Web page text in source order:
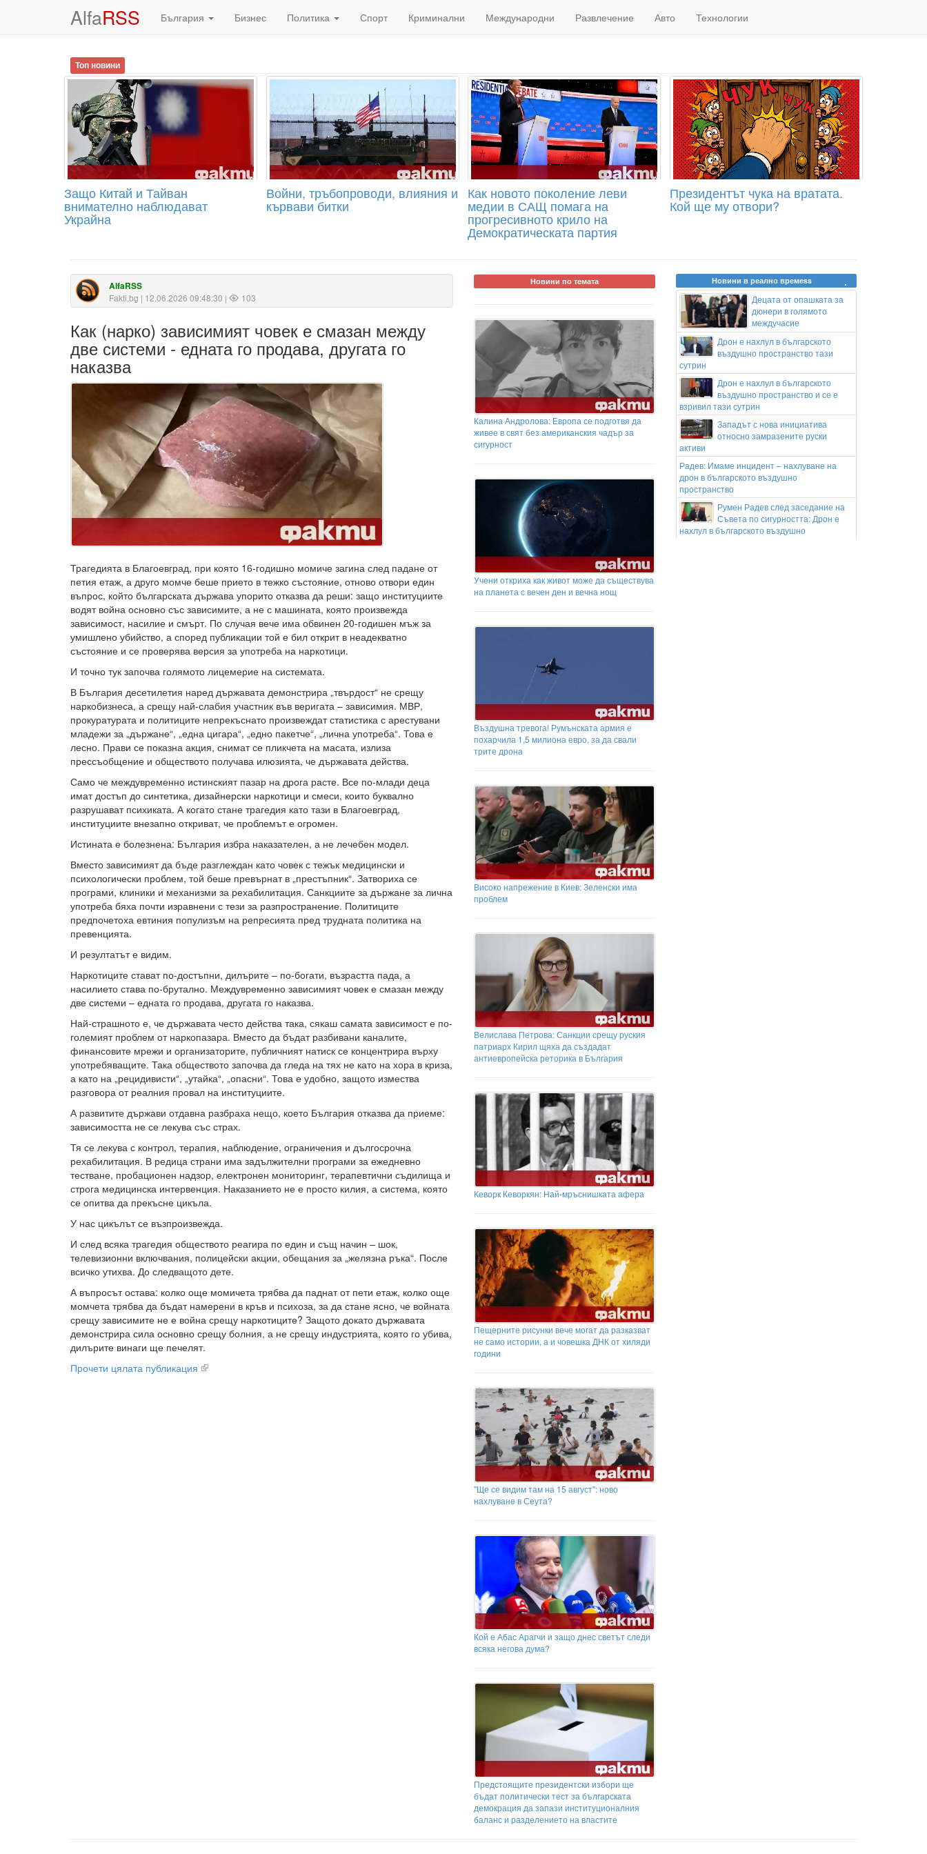
AlfaRSS България Бизнес Политика Спорт Криминални Международни Развлечение Авто Технологии
Топ новини
Защо Китай и Тайван
внимателно наблюдават
Украйна
Войни, тръбопроводи, влияния и
кървави битки
Как новото поколение леви
медии в САЩ помага на
прогресивното крило на
Демократическата партия
Президентът чука на вратата.
Кой ще му отвори?
AlfaRSS
Fakti.bg | 12.06.2026 09:48:30 | 103
Как (нарко) зависимият човек е смазан между
две системи - едната го продава, другата го
наказва
Трагедията в Благоевград, при която 16-годишно момиче загина след падане от
петия етаж, а друго момче беше прието в тежко състояние, отново отвори един
въпрос, който българската държава упорито отказва да реши: защо институциите
водят война основно със зависимите, а не с машината, която произвежда
зависимост, насилие и смърт. По случая вече има обвинен 20-годишен мъж за
умишлено убийство, а според публикации той е бил открит в неадекватно
състояние и се проверява версия за употреба на наркотици.
И точно тук започва голямото лицемерие на системата.
В България десетилетия наред държавата демонстрира „твърдост“ не срещу
наркобизнеса, а срещу най-слабия участник във веригата – зависимия. МВР,
прокуратурата и политиците непрекъснато произвеждат статистика с арестувани
младежи за „държане“, „една цигара“, „едно пакетче“, „лична употреба“. Това е
лесно. Прави се показна акция, снимат се пликчета на масата, излиза
прессъобщение и обществото получава илюзията, че държавата действа.
Само че междувременно истинският пазар на дрога расте. Все по-млади деца
имат достъп до синтетика, дизайнерски наркотици и смеси, които буквално
разрушават психиката. А когато стане трагедия като тази в Благоевград,
институциите внезапно откриват, че проблемът е огромен.
Истината е болезнена: България избра наказателен, а не лечебен модел.
Вместо зависимият да бъде разглеждан като човек с тежък медицински и
психологически проблем, той беше превърнат в „престъпник“. Затвориха се
програми, клиники и механизми за рехабилитация. Санкциите за държане за лична
употреба бяха почти изравнени с тези за разпространение. Политиците
предпочетоха евтиния популизъм на репресията пред трудната политика на
превенцията.
И резултатът е видим.
Наркотиците стават по-достъпни, дилърите – по-богати, възрастта пада, а
насилието става по-брутално. Междувременно зависимият човек е смазан между
две системи – едната го продава, другата го наказва.
Най-страшното е, че държавата често действа така, сякаш самата зависимост е по-
големият проблем от наркопазара. Вместо да бъдат разбивани каналите,
финансовите мрежи и организаторите, публичният натиск се концентрира върху
употребяващите. Така обществото започва да гледа на тях не като на хора в криза,
а като на „рецидивисти“, „утайка“, „опасни“. Това е удобно, защото измества
разговора от реалния провал на институциите.
А развитите държави отдавна разбраха нещо, което България отказва да приеме:
зависимостта не се лекува със страх.
Тя се лекува с контрол, терапия, наблюдение, ограничения и дългосрочна
рехабилитация. В редица страни има задължителни програми за ежедневно
тестване, пробационен надзор, електронен мониторинг, терапевтични съдилища и
строга медицинска интервенция. Наказанието не е просто килия, а система, която
се опитва да прекъсне цикъла.
У нас цикълът се възпроизвежда.
И след всяка трагедия обществото реагира по един и същ начин – шок,
телевизионни включвания, полицейски акции, обещания за „желязна ръка“. После
всичко утихва. До следващото дете.
А въпросът остава: колко още момичета трябва да паднат от пети етаж, колко още
момчета трябва да бъдат намерени в кръв и психоза, за да стане ясно, че войната
срещу зависимите не е война срещу наркотиците? Защото докато държавата
демонстрира сила основно срещу болния, а не срещу индустрията, която го убива,
дилърите винаги ще печелят.
Прочети цялата публикация
Новини по темата
Калина Андролова: Европа се подготвя да
живее в свят без американския чадър за
сигурност
Учени откриха как живот може да съществува
на планета с вечен ден и вечна нощ
Въздушна тревога! Румънската армия е
похарчила 1,5 милиона евро, за да свали
трите дрона
Високо напрежение в Киев: Зеленски има
проблем
Велислава Петрова: Санкции срещу руския
патриарх Кирил щяха да създадат
антиевропейска реторика в България
Кеворк Кеворкян: Най-мръснишката афера
Пещерните рисунки вече могат да разказват
не само истории, а и човешка ДНК от хиляди
години
"Ще се видим там на 15 август": ново
нахлуване в Сеута?
Кой е Абас Арагчи и защо днес светът следи
всяка негова дума?
Предстоящите президентски избори ще
бъдат политически тест за българската
демокрация да запази институционалния
баланс и разделението на властите
Новини в реално времеss
Децата от опашката за
дюнери в голямото
междучасие
Дрон е нахлул в българското
въздушно пространство тази
сутрин
Дрон е нахлул в българското
въздушно пространство и се е
взривил тази сутрин
Западът с нова инициатива
относно замразените руски
активи
Радев: Имаме инцидент – нахлуване на
дрон в българското въздушно
пространство
Румен Радев след заседание на
Съвета по сигурността: Дрон е
нахлул в българското въздушно